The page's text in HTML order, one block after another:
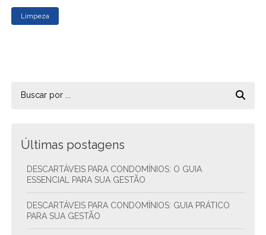
Limpeza
Últimas postagens
DESCARTÁVEIS PARA CONDOMÍNIOS: O GUIA
ESSENCIAL PARA SUA GESTÃO
DESCARTÁVEIS PARA CONDOMÍNIOS: GUIA PRÁTICO
PARA SUA GESTÃO